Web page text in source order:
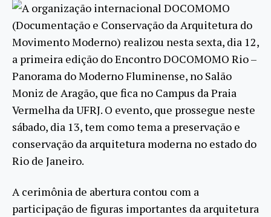
A organização internacional DOCOMOMO
(Documentação e Conservação da Arquitetura do
Movimento Moderno) realizou nesta sexta, dia 12,
a primeira edição do Encontro DOCOMOMO Rio –
Panorama do Moderno Fluminense, no Salão
Moniz de Aragão, que fica no Campus da Praia
Vermelha da UFRJ. O evento, que prossegue neste
sábado, dia 13, tem como tema a preservação e
conservação da arquitetura moderna no estado do
Rio de Janeiro.
A cerimônia de abertura contou com a
participação de figuras importantes da arquitetura